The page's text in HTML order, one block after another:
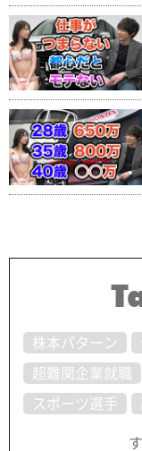
株本パターン
超難関企業就職
スポーツ選手